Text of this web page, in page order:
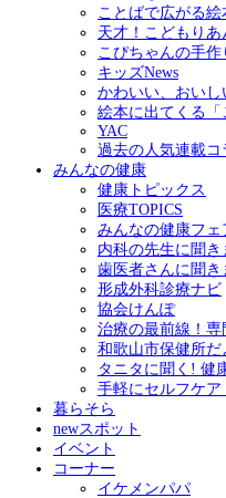
ことばで広がる絵
天才！こどもりあ
こぴちゃんの手作
キッズNews
かわいい、おいし
絵本に出てくる
YAC
過去の人気連載コ
みんなの健康
健康トピックス
医療TOPICS
みんなの健康フェ
内科の先生に聞き
歯医者さんに聞き
形成外科診療ナビ
協会けんぽ
治療の最前線！専
和歌山市保健所だ
タニタに聞く! 健
手軽にセルフケア
暮らそら
newスポット
イベント
コーナー
イケメンパパ